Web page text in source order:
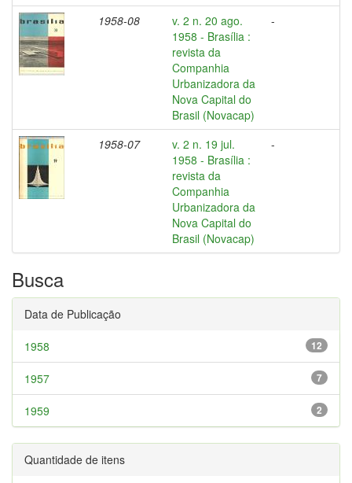
1958-08
v. 2 n. 20 ago.
1958 - Brasília :
revista da
Companhia
Urbanizadora da
Nova Capital do
Brasil (Novacap)
-
1958-07
v. 2 n. 19 jul.
1958 - Brasília :
revista da
Companhia
Urbanizadora da
Nova Capital do
Brasil (Novacap)
-
Busca
Data de Publicação
12
1958
7
1957
2
1959
Quantidade de itens